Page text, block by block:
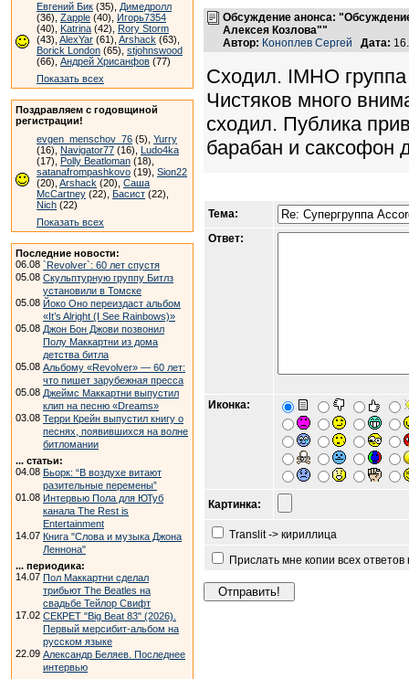
Евгений Бик (35), Димедролл
(36), Zapple (40), Игорь7354
(40), Katrina (42), Rory Storm
(43), AlexYar (61), Arshack (63),
Borick London (65), stjohnswood
(66), Андрей Хрисанфов (77)
Показать всех
Поздравляем с годовщиной
регистрации!
evgen_menschov_76 (5), Yurry
(16), Navigator77 (16), Ludo4ka
(17), Polly Beatloman (18),
satanafrompashkovo (19), Sion22
(20), Arshack (20), Саша
McCartney (22), Басист (22),
Nich (22)
Показать всех
Последние новости:
06.08 `Revolver`: 60 лет спустя
05.08 Скульптурную группу Битлз
установили в Томске
05.08 Йоко Оно переиздаст альбом
«It’s Alright (I See Rainbows)»
05.08 Джон Бон Джови позвонил
Полу Маккартни из дома
детства битла
05.08 Альбому «Revolver» — 60 лет:
что пишет зарубежная пресса
05.08 Джеймс Маккартни выпустил
клип на песню «Dreams»
03.08 Терри Крейн выпустил книгу о
песнях, появившихся на волне
битломании
... статьи:
04.08 Бьорк: “В воздухе витают
разительные перемены”
01.08 Интервью Пола для ЮТуб
канала The Rest is
Entertainment
14.07 Книга "Слова и музыка Джона
Леннона"
... периодика:
14.07 Пол Маккартни сделал
трибьют The Beatles на
свадьбе Тейлор Свифт
17.02 СЕКРЕТ "Big Beat 83" (2026).
Первый мерсибит-альбом на
русском языке
22.09 Александр Беляев. Последнее
интервью
Обсуждение анонса:
Алексея Козлова""
Автор: Коноплев Сергей Дата:
Сходил. IMHO
Чистяков много
сходил. Публика
барабан и саксофон
Тема:
Ответ:
Иконка:
Картинка:
Translit -> кириллица
Прислать мне копии всех